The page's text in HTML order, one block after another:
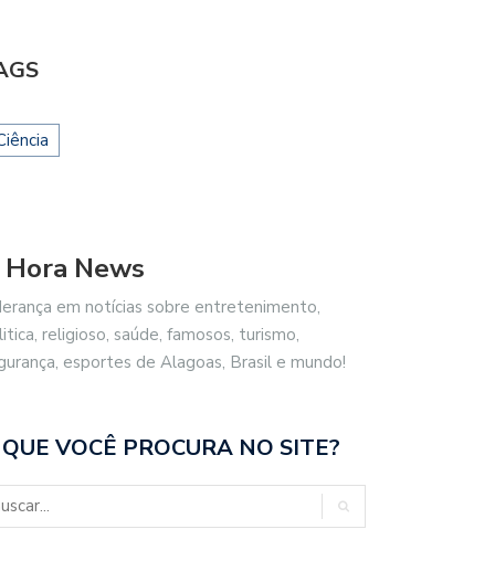
News
em notícias sobre entretenimento,
religioso, saúde, famosos, turismo,
esportes de Alagoas, Brasil e mundo!
VOCÊ PROCURA NO SITE?